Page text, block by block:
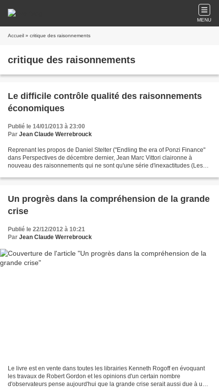
MENU
Accueil » critique des raisonnements
critique des raisonnements
Le difficile contrôle qualité des raisonnements
économiques
Publié le 14/01/2013 à 23:00
Par Jean Claude Werrebrouck
Reprenant les propos de Daniel Stelter ("Endling the era of Ponzi Finance"
dans Perspectives de décembre dernier, Jean Marc Vittori claironne à
nouveau des raisonnements qui ne sont qu'une série d'inexactitudes (Les
Un progrès dans la compréhension de la grande
crise
Publié le 22/12/2012 à 10:21
Par Jean Claude Werrebrouck
Le livre est en vente dans toutes les librairies Kenneth Rogoff en évoquant
les travaux de Robert Gordon et les opinions d'un certain nombre
d'observateurs pense aujourd'hui que la grande crise serait aussi due à une